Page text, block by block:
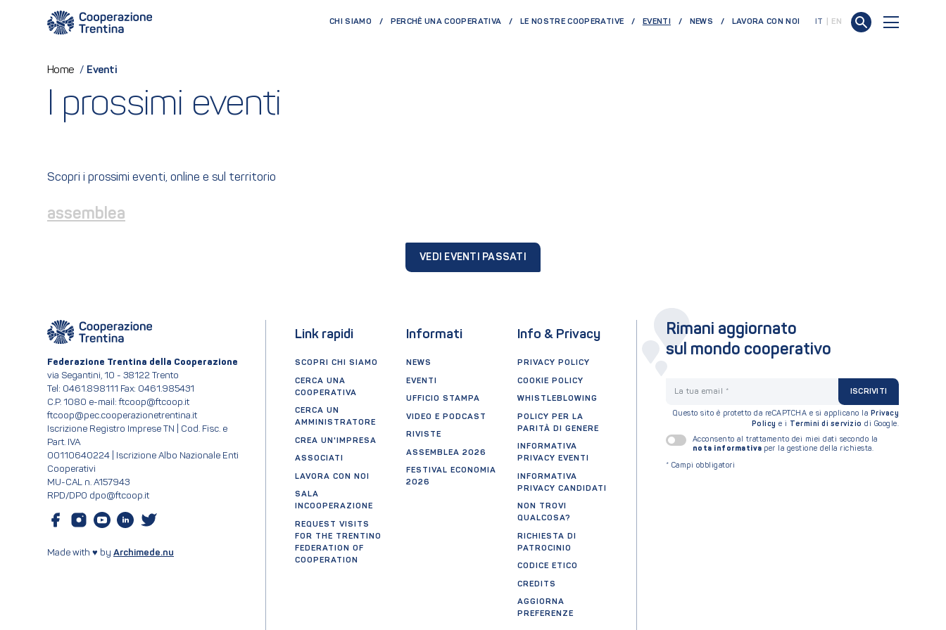
CHI SIAMO PERCHÈ UNA COOPERATIVA LE NOSTRE COOPERATIVE EVENTI (CURRENT)
NEWS LAVORA CON NOI IT EN
Home / Eventi
I prossimi eventi
Scopri i prossimi eventi, online e sul territorio
assemblea
VEDI EVENTI PASSATI
Federazione Trentina della Cooperazione
via Segantini, 10 - 38122 Trento
Tel: 0461.898111 Fax: 0461.985431
C.P. 1080 e-mail: ftcoop@ftcoop.it
ftcoop@pec.cooperazionetrentina.it
Iscrizione Registro Imprese TN | Cod. Fisc. e
Part. IVA
00110640224 | Iscrizione Albo Nazionale Enti
Cooperativi
MU-CAL n. A157943
RPD/DPO dpo@ftcoop.it
Made with ♥ by Archimede.nu
Link rapidi
SCOPRI CHI SIAMO
CERCA UNA
COOPERATIVA
CERCA UN
AMMINISTRATORE
CREA UN'IMPRESA
ASSOCIATI
LAVORA CON NOI
SALA
INCOOPERAZIONE
REQUEST VISITS
FOR THE TRENTINO
FEDERATION OF
COOPERATION
Informati
NEWS
EVENTI
UFFICIO STAMPA
VIDEO E PODCAST
RIVISTE
ASSEMBLEA 2026
FESTIVAL ECONOMIA
2026
Info & Privacy
PRIVACY POLICY
COOKIE POLICY
WHISTLEBLOWING
POLICY PER LA
PARITÀ DI GENERE
INFORMATIVA
PRIVACY EVENTI
INFORMATIVA
PRIVACY CANDIDATI
NON TROVI
QUALCOSA?
RICHIESTA DI
PATROCINIO
CODICE ETICO
CREDITS
AGGIORNA
PREFERENZE
Rimani aggiornato
sul mondo cooperativo
ISCRIVITI
Questo sito è protetto da reCAPTCHA e si applicano la Privacy
Policy e i Termini di servizio di Google.
Acconsento al trattamento dei miei dati secondo la
nota informativa per la gestione della richiesta.
* Campi obbligatori